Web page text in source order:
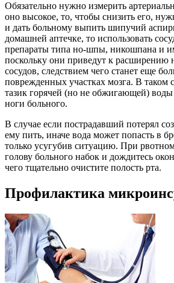
Обязательно нужно измерить
оно высокое, то, чтобы снизить его,
и дать больному выпить шипучий
домашней аптечке, то использовать
препараты типа но-шпы, никошпана и
поскольку они приведут к расширению
сосудов, следствием чего станет еще
поврежденных участках мозга. В таком
тазик горячей (но не обжигающей) воды
ноги больного.
В случае если пострадавший потерял
ему пить, иначе вода может попасть в
только усугубив ситуацию. При
голову больного набок и дождитесь
чего тщательно очистите полость рта.
Профилактика